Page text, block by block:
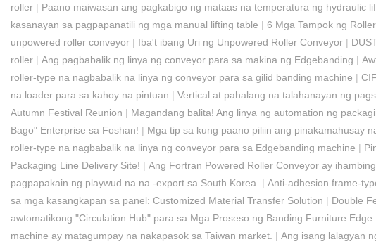
roller | Paano maiwasan ang pagkabigo ng mataas na temperatura ng hydraulic
kasanayan sa pagpapanatili ng mga manual lifting table | 6 Mga Tampok ng
unpowered roller conveyor | Iba't ibang Uri ng Unpowered Roller Conveyor |
roller | Ang pagbabalik ng linya ng conveyor para sa makina ng Edgebanding |
roller-type na nagbabalik na linya ng conveyor para sa gilid banding machine |
na loader para sa kahoy na pintuan | Vertical at pahalang na talahanayan ng
Autumn Festival Reunion | Magandang balita! Ang linya ng automation ng
Bago" Enterprise sa Foshan! | Mga tip sa kung paano piliin ang pinakamahusay
roller-type na nagbabalik na linya ng conveyor para sa Edgebanding machine |
Packaging Line Delivery Site! | Ang Fortran Powered Roller Conveyor ay
pagpapakain ng playwud na na -export sa South Korea.
| Anti-adhesion frame-
sa mga kasangkapan sa panel: Customized Material Transfer Solution | Double
awtomatikong "Circulation Hub" para sa Mga Proseso ng Banding Furniture Edge
machine ay matagumpay na nakapasok sa Taiwan market. | Ang isang lalagyan